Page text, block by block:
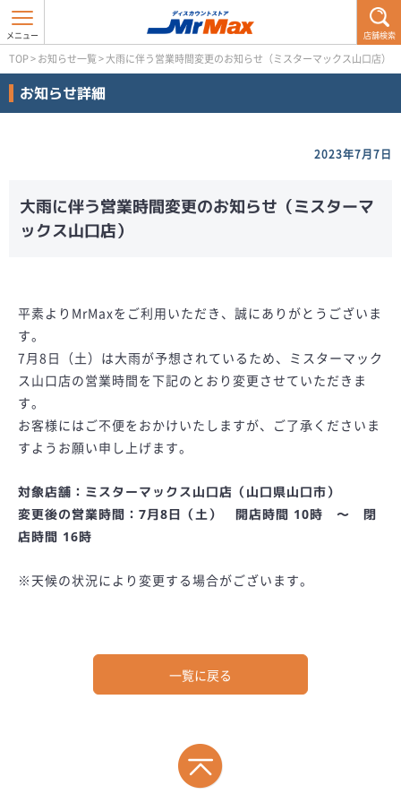
店舗検索
TOP>お知らせ一覧>大雨に伴う営業時間変更のお知らせ（ミスターマックス山口店）
お知らせ詳細
2023年7月7日
大雨に伴う営業時間変更のお知らせ（ミスターマ
ックス山口店）
平素よりMrMaxをご利用いただき、誠にありがとうございま
す。
7月8日（土）は大雨が予想されているため、ミスターマック
ス山口店の営業時間を下記のとおり変更させていただきま
す。
お客様にはご不便をおかけいたしますが、ご了承くださいま
すようお願い申し上げます。
対象店舗：ミスターマックス山口店（山口県山口市）
変更後の営業時間：7月8日（土） 開店時間 10時 ～ 閉
店時間 16時
※天候の状況により変更する場合がございます。
一覧に戻る